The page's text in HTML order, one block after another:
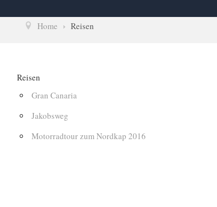
Home Reisen
Reisen
Gran Canaria
Jakobsweg
Motorradtour zum Nordkap 2016